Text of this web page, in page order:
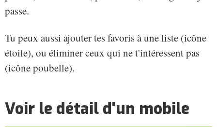
passe.
Tu peux aussi ajouter tes favoris à une liste (icône
étoile), ou éliminer ceux qui ne t'intéressent pas
(icône poubelle).
Voir le détail d'un mobile